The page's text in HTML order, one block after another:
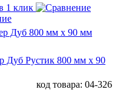
1 клик
Дуб Рустик 800 мм х 90
код товара: 04-326